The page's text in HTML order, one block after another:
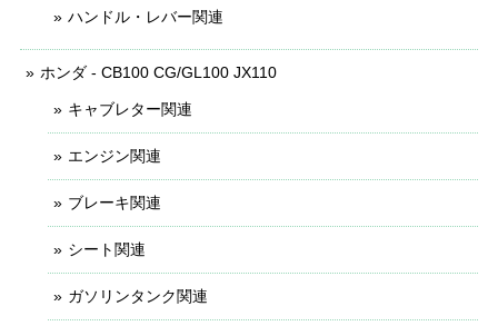
ハンドル・レバー関連
ホンダ - CB100 CG/GL100 JX110
キャブレター関連
エンジン関連
ブレーキ関連
シート関連
ガソリンタンク関連